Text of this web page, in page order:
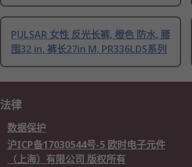
PULSAR 女性 反光长裤, 橙色 防水, 腰
围32 in, 裤长27in M, PR336LDS系列
法律
数据保护
沪ICP备17030544号-5 欧时电子元件
（上海）有限公司 版权所有